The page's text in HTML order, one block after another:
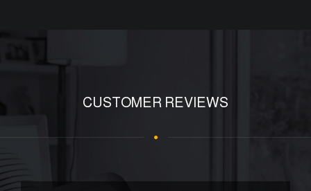
CUSTOMER REVIEWS